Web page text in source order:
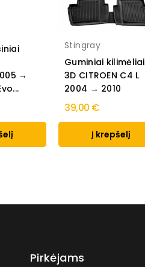
→
Stingray
Guminiai kilimėliai
3D CITROEN C4 L
2004 → 2010
39,00 €
Į krepšelį
Pirkėjams